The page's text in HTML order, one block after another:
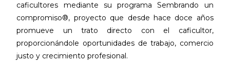
caficultores mediante su programa Sembrando un
compromiso®, proyecto que desde hace doce años
promueve un trato directo con el caficultor,
proporcionándole oportunidades de trabajo, comercio
justo y crecimiento profesional.